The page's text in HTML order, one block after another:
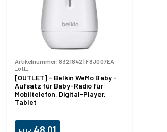
Artikelnummer: 8321842 | F8J007EA
_otl_
[OUTLET] - Belkin WeMo Baby -
Aufsatz für Baby-Radio für
Mobiltelefon, Digital-Player,
Tablet